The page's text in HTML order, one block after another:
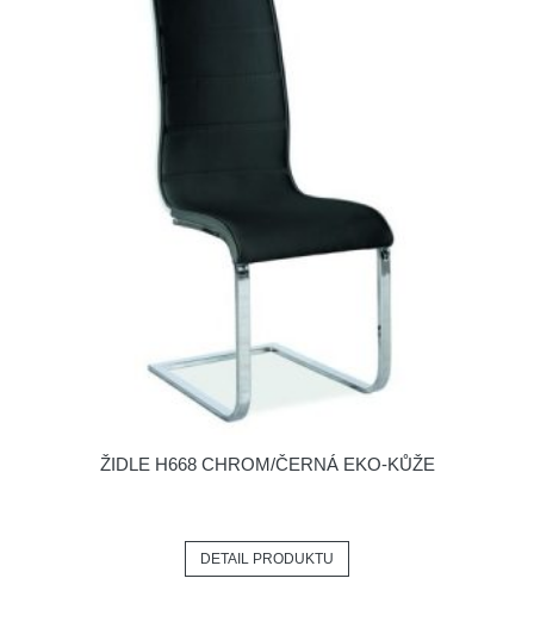
ŽIDLE H668 CHROM/ČERNÁ EKO-KŮŽE
DETAIL PRODUKTU